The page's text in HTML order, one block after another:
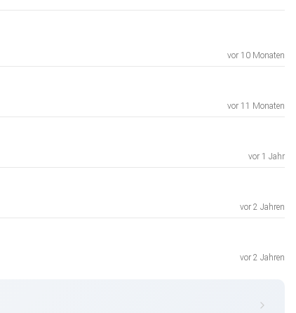
vor 10 Monaten
vor 11 Monaten
vor 1 Jahr
vor 2 Jahren
vor 2 Jahren